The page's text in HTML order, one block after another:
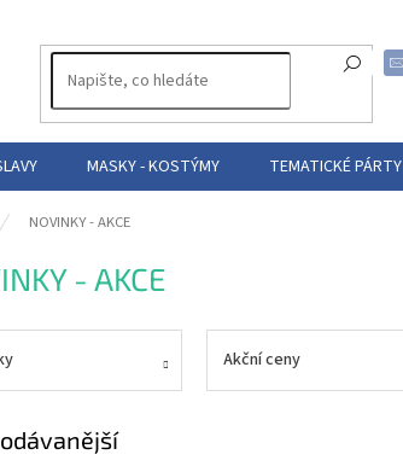
MASKY - KOSTÝMY TEMATICKÉ PÁRTY
NOVINKY - AKCE
- AKCE
Akční ceny